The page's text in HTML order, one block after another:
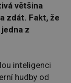
většina
zdát. Fakt, že
z
inteligenci
hudby od